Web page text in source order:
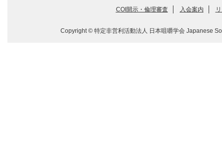
COI開示・倫理審査 入会案内
Copyright © 特定非営利活動法人 日本咀嚼学会 Japanese